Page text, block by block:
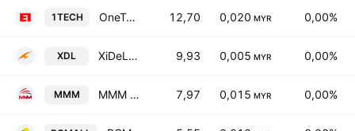
1TECH OneTech Solutions Holdings Bhd. 12,70 0,020 MYR 0,00%
XDL XiDeLang Holdings Ltd. 9,93 0,005 MYR 0,00%
MMM MMM Group Berhad 7,97 0,015 MYR 0,00%